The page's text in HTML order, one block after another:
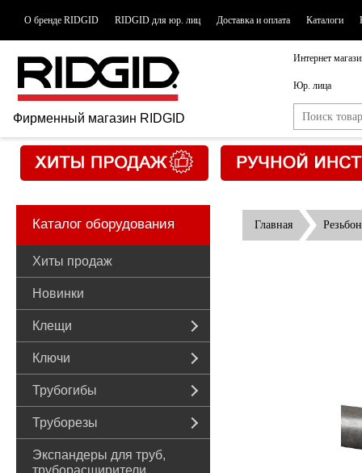
О бренде RIDGID RIDGID для юр. лиц Доставка и оплата Каталоги
Фирменный магазин RIDGID
Интернет
Юр. лица
Каталог оборудования
Хиты продаж
Новинки
Клещи
Ключи
Трубогибы
Труборезы
Экспандеры для труб,
труборасширители
Главная